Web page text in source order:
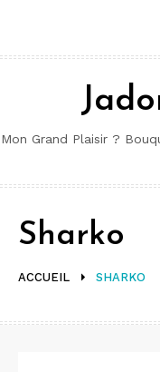
contenu
Mon Grand Plaisir ?
ACCUEIL SHARKO
Sharko